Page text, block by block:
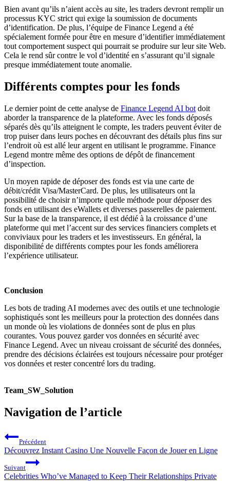
Bien avant qu’ils n’aient accès au site, les traders devront remplir un
processus KYC strict qui exige la soumission de documents
d’identification. De plus, l’équipe de Finance Legend a été
spécialement formée pour être en mesure d’identifier immédiatement
tout comportement suspect qui pourrait se produire sur leur site Web.
Cela le rend sûr contre le vol d’identité en s’assurant qu’il signale
presque immédiatement toute anomalie.
Différents comptes pour les fonds
Le dernier point de cette analyse de Finance Legend AI bot doit
aborder la transparence de la plateforme. Avec les fonds déposés
séparés dès qu’ils atteignent le compte, les traders peuvent éviter de
trop puiser dans leurs poches en découvrant des détails plus fins sur
l’endroit où est allé leur argent en utilisant le programme. Finance
Legend montre même des options de dépôt de financement
d’inspection.
Un moyen rapide de déposer des fonds est via une carte de
débit/crédit Visa/MasterCard. De plus, les utilisateurs ont la
possibilité de choisir n’importe quelle méthode pour déposer des
fonds en utilisant des eWallets et diverses passerelles de paiement.
Sur la base de la transparence, il est dédié à la croissance d’une
plateforme qui met l’accent sur des services financiers complets et
conviviaux pour les traders et les investisseurs. En général, la
disponibilité de différents comptes pour les fonds améliorera
l’expérience utilisateur.
Conclusion
Les bots de trading AI modernes avec des outils et une technologie
sophistiqués sont les meilleurs pour la protection des données dans
un monde où les violations de données sont de plus en plus
courantes. Vous pouvez garder vos données en sécurité avec
Finance Legend. Avec un niveau croissant de sécurité des données,
prendre des décisions éclairées est toujours nécessaire pour protéger
vos données et rester concentré lors du trading.
Team_SW_Solution
Navigation de l’article
Précédent
Découvrez Instant Casino Une Nouvelle Façon de Jouer en Ligne
Suivant
Celebrities Who’ve Managed to Keep Their Relationships Private